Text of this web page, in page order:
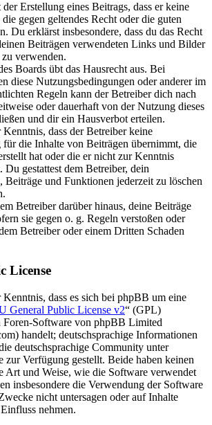
Erstellung eines Beitrags, dass er keine
gegen geltendes Recht oder die guten
Du erklärst insbesondere, dass du das Recht
Beiträgen verwendeten Links und Bilder
verwenden.
Boards übt das Hausrecht aus. Bei
diese Nutzungsbedingungen oder anderer im
Regeln kann der Betreiber dich nach
oder dauerhaft von der Nutzung dieses
und dir ein Hausverbot erteilen.
dass der Betreiber keine
für die Inhalte von Beiträgen übernimmt, die
hat oder die er nicht zur Kenntnis
Du gestattest dem Betreiber, dein
Beiträge und Funktionen jederzeit zu löschen
Betreiber darüber hinaus, deine Beiträge
sie gegen o. g. Regeln verstoßen oder
Betreiber oder einem Dritten Schaden
License
dass es sich bei phpBB um eine
General Public License v2“ (GPL)
Foren-Software von phpBB Limited
handelt; deutschsprachige Informationen
deutschsprachige Community unter
zur Verfügung gestellt. Beide haben keinen
Art und Weise, wie die Software verwendet
insbesondere die Verwendung der Software
nicht untersagen oder auf Inhalte
nehmen.